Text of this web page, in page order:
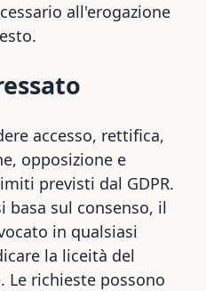
all'erogazione
accesso, rettifica,
opposizione e
previsti dal GDPR.
sul consenso, il
in qualsiasi
la liceità del
richieste possono